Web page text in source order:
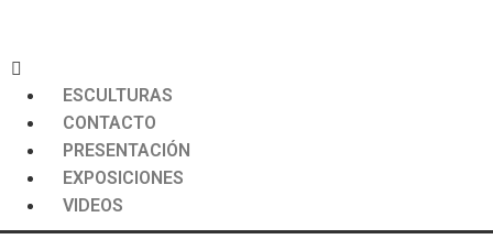
ESCULTURAS
CONTACTO
PRESENTACIÓN
EXPOSICIONES
VIDEOS